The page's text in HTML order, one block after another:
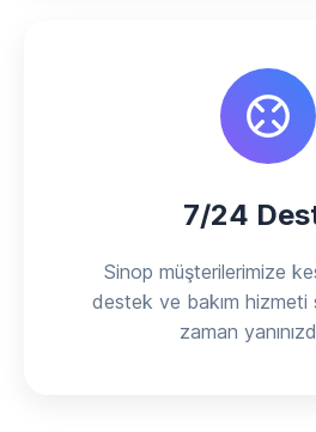
7/24
Sinop müşterilerimize
destek ve bakım hizmeti
zaman